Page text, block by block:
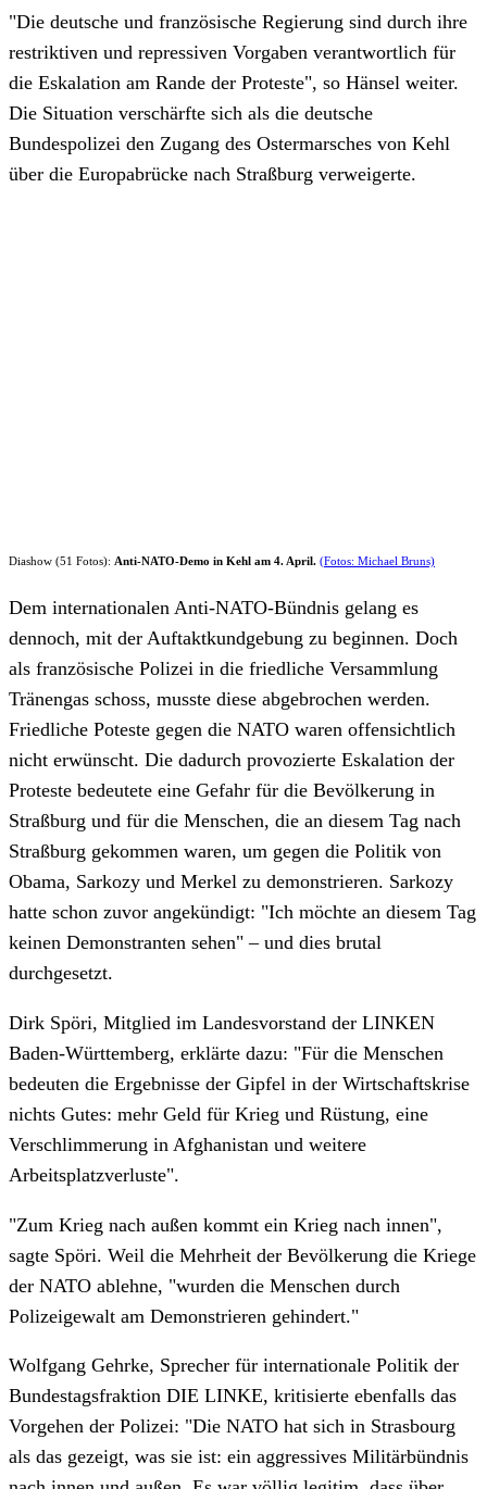
"Die deutsche und französische Regierung sind durch ihre
restriktiven und repressiven Vorgaben verantwortlich für
die Eskalation am Rande der Proteste", so Hänsel weiter.
Die Situation verschärfte sich als die deutsche
Bundespolizei den Zugang des Ostermarsches von Kehl
über die Europabrücke nach Straßburg verweigerte.
Diashow (51 Fotos): Anti-NATO-Demo in Kehl am 4. April. (Fotos: Michael Bruns)
Dem internationalen Anti-NATO-Bündnis gelang es
dennoch, mit der Auftaktkundgebung zu beginnen. Doch
als französische Polizei in die friedliche Versammlung
Tränengas schoss, musste diese abgebrochen werden.
Friedliche Poteste gegen die NATO waren offensichtlich
nicht erwünscht. Die dadurch provozierte Eskalation der
Proteste bedeutete eine Gefahr für die Bevölkerung in
Straßburg und für die Menschen, die an diesem Tag nach
Straßburg gekommen waren, um gegen die Politik von
Obama, Sarkozy und Merkel zu demonstrieren. Sarkozy
hatte schon zuvor angekündigt: "Ich möchte an diesem Tag
keinen Demonstranten sehen" – und dies brutal
durchgesetzt.
Dirk Spöri, Mitglied im Landesvorstand der LINKEN
Baden-Württemberg, erklärte dazu: "Für die Menschen
bedeuten die Ergebnisse der Gipfel in der Wirtschaftskrise
nichts Gutes: mehr Geld für Krieg und Rüstung, eine
Verschlimmerung in Afghanistan und weitere
Arbeitsplatzverluste".
"Zum Krieg nach außen kommt ein Krieg nach innen",
sagte Spöri. Weil die Mehrheit der Bevölkerung die Kriege
der NATO ablehne, "wurden die Menschen durch
Polizeigewalt am Demonstrieren gehindert."
Wolfgang Gehrke, Sprecher für internationale Politik der
Bundestagsfraktion DIE LINKE, kritisierte ebenfalls das
Vorgehen der Polizei: "Die NATO hat sich in Strasbourg
als das gezeigt, was sie ist: ein aggressives Militärbündnis